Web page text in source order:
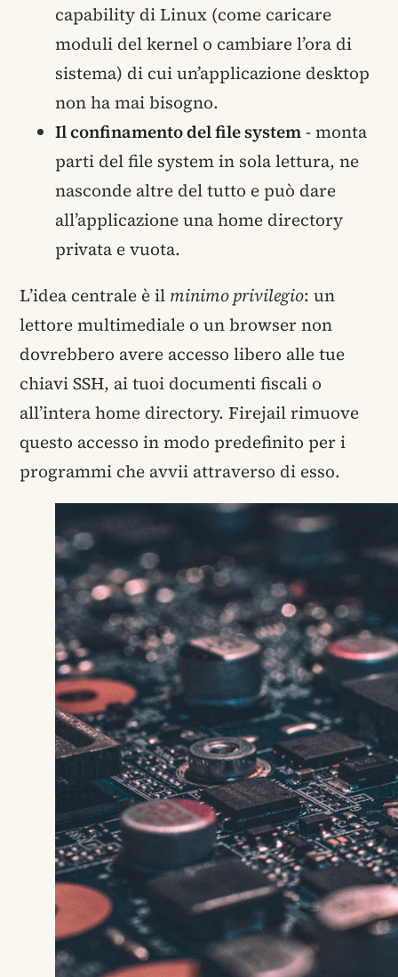
capability di Linux (come caricare
moduli del kernel o cambiare l’ora di
sistema) di cui un’applicazione desktop
non ha mai bisogno.
Il confinamento del file system- monta
parti del file system in sola lettura, ne
nasconde altre del tutto e può dare
all’applicazione una home directory
privata e vuota.
L’idea centrale è il minimo privilegio: un
lettore multimediale o un browser non
dovrebbero avere accesso libero alle tue
chiavi SSH, ai tuoi documenti fiscali o
all’intera home directory. Firejail rimuove
questo accesso in modo predefinito per i
programmi che avvii attraverso di esso.